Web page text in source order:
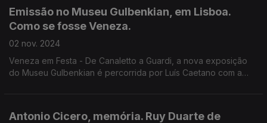
Emissão no Museu Gulbenkian, em Lisboa.
Como se fosse Veneza.
02 nov. 2024
Veneza em Festa - De Canaletto a Guardi, a nova exposição
do Museu Gulbenkian é percorrida por Luís Caetano com a
Antonio Cicero, memória. Ruy Duarte de